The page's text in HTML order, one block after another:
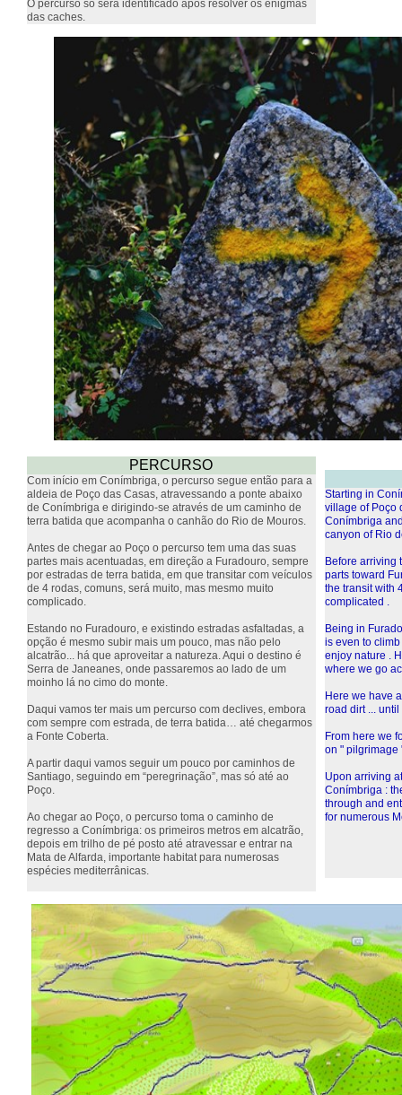
O percurso só será identificado após resolver os enigmas
das caches.
PERCURSO
Com início em Conímbriga, o percurso segue então para a
aldeia de Poço das Casas, atravessando a ponte abaixo
de Conímbriga e dirigindo-se através de um caminho de
terra batida que acompanha o canhão do Rio de Mouros.
Antes de chegar ao Poço o percurso tem uma das suas
partes mais acentuadas, em direção a Furadouro, sempre
por estradas de terra batida, em que transitar com veículos
de 4 rodas, comuns, será muito, mas mesmo muito
complicado.
Estando no Furadouro, e existindo estradas asfaltadas, a
opção é mesmo subir mais um pouco, mas não pelo
alcatrão... há que aproveitar a natureza. Aqui o destino é
Serra de Janeanes, onde passaremos ao lado de um
moinho lá no cimo do monte.
Daqui vamos ter mais um percurso com declives, embora
com sempre com estrada, de terra batida… até chegarmos
a Fonte Coberta.
A partir daqui vamos seguir um pouco por caminhos de
Santiago, seguindo em “peregrinação”, mas só até ao
Poço.
Ao chegar ao Poço, o percurso toma o caminho de
regresso a Conímbriga: os primeiros metros em alcatrão,
depois em trilho de pé posto até atravessar e entrar na
Mata de Alfarda, importante habitat para numerosas
espécies mediterrânicas.
Starting in
village of Poço
Conímbriga
canyon of Rio
Before arriving
parts toward
the transit with
complicated .
Being in
is even to
enjoy nature .
where we go
Here we have
road dirt ...
From here we
on " pilgrimage
Upon arriving
Conímbriga :
through and
for numerous